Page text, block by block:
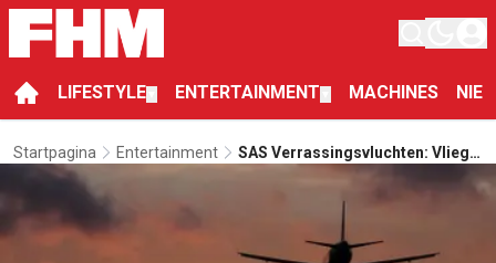
LIFESTYLE ENTERTAINMENT MACHINES
Startpagina Entertainment
SAS Verrassingsvluchten: Vlieg
Naar Een Onbekende